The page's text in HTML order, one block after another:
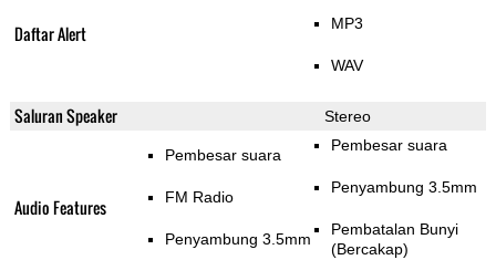
Daftar Alert MP3
WAV
Saluran Speaker Stereo
Audio Features
Pembesar suara
FM Radio
Penyambung 3.5mm
Pembesar suara
Penyambung 3.5mm
Pembatalan Bunyi
(Bercakap)